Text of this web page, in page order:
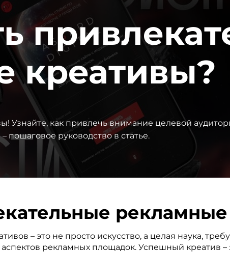
креативы?
Узнайте, как привлечь внимание целевой
пошаговое руководство в статье.
– это не просто искусство, а целая наука,
рекламных площадок. Успешный креатив –